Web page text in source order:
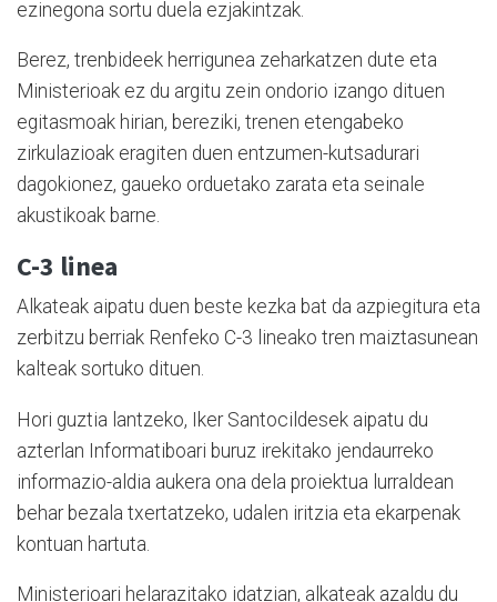
ezinegona sortu duela ezjakintzak.
Berez, trenbideek herrigunea zeharkatzen dute eta
Ministerioak ez du argitu zein ondorio izango dituen
egitasmoak hirian, bereziki, trenen etengabeko
zirkulazioak eragiten duen entzumen-kutsadurari
dagokionez, gaueko orduetako zarata eta seinale
akustikoak barne.
C-3 linea
Alkateak aipatu duen beste kezka bat da azpiegitura eta
zerbitzu berriak Renfeko C-3 lineako tren maiztasunean
kalteak sortuko dituen.
Hori guztia lantzeko, Iker Santocildesek aipatu du
azterlan Informatiboari buruz irekitako jendaurreko
informazio-aldia aukera ona dela proiektua lurraldean
behar bezala txertatzeko, udalen iritzia eta ekarpenak
kontuan hartuta.
Ministerioari helarazitako idatzian, alkateak azaldu du